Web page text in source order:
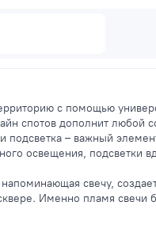
с помощью
спотов дополнит любой
– важный
освещения, подсветки
свечу,
Именно пламя